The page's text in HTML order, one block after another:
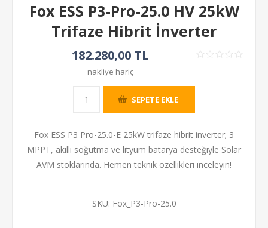
Fox ESS P3-Pro-25.0 HV 25kW
Trifaze Hibrit İnverter
182.280,00 TL
nakliye hariç
SEPETE EKLE
Fox ESS P3 Pro-25.0-E 25kW trifaze hibrit inverter; 3
MPPT, akıllı soğutma ve lityum batarya desteğiyle Solar
AVM stoklarında. Hemen teknik özellikleri inceleyin!
SKU: Fox_P3-Pro-25.0